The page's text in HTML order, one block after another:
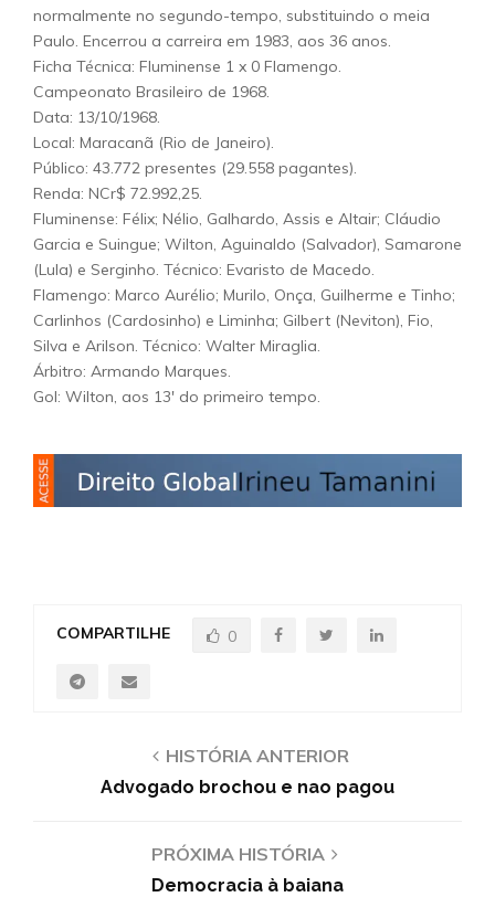
normalmente no segundo-tempo, substituindo o meia
Paulo. Encerrou a carreira em 1983, aos 36 anos.
Ficha Técnica: Fluminense 1 x 0 Flamengo.
Campeonato Brasileiro de 1968.
Data: 13/10/1968.
Local: Maracanã (Rio de Janeiro).
Público: 43.772 presentes (29.558 pagantes).
Renda: NCr$ 72.992,25.
Fluminense: Félix; Nélio, Galhardo, Assis e Altair; Cláudio
Garcia e Suingue; Wilton, Aguinaldo (Salvador), Samarone
(Lula) e Serginho. Técnico: Evaristo de Macedo.
Flamengo: Marco Aurélio; Murilo, Onça, Guilherme e Tinho;
Carlinhos (Cardosinho) e Liminha; Gilbert (Neviton), Fio,
Silva e Arilson. Técnico: Walter Miraglia.
Árbitro: Armando Marques.
Gol: Wilton, aos 13′ do primeiro tempo.
COMPARTILHE 0
HISTÓRIA ANTERIOR
Advogado brochou e nao pagou
PRÓXIMA HISTÓRIA
Democracia à baiana